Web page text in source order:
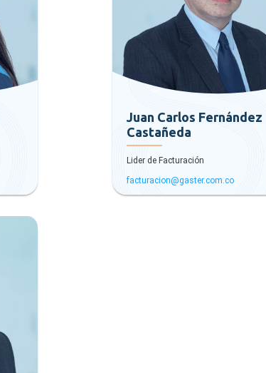
Juan Carlos Fernández
Castañeda
Lider de Facturación
facturacion@gaster.com.co